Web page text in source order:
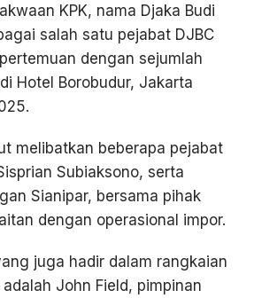
KPK, nama Djaka Budi
salah satu pejabat DJBC
dengan sejumlah
Hotel Borobudur, Jakarta
melibatkan beberapa pejabat
Subiaksono, serta
Sianipar, bersama pihak
dengan operasional impor.
juga hadir dalam rangkaian
John Field, pimpinan